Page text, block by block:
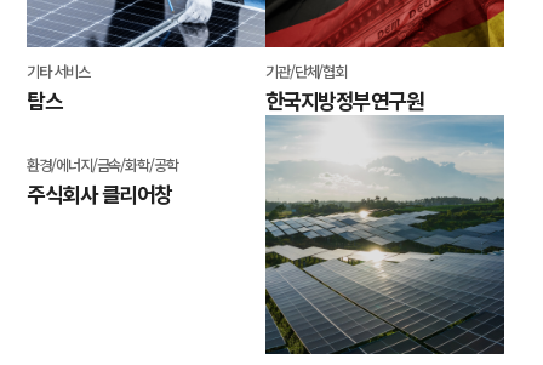
기타 서비스
탐스
기관/단체/협회
한국지방정부연구원